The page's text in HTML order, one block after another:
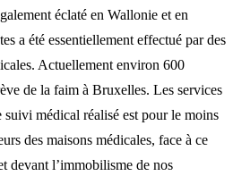
éclaté en Wallonie et en
a été essentiellement effectué par des
Actuellement environ 600
de la faim à Bruxelles. Les services
suivi médical réalisé est pour le moins
des maisons médicales, face à ce
devant l’immobilisme de nos